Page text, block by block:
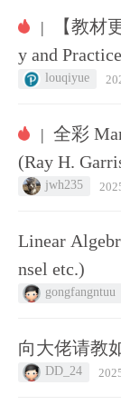
|
【教材
y and
louqiyue
| 全彩
(Ray H.
jwh235
Linear
nsel etc.)
gongfangntuu
向大佬请教
DD_24